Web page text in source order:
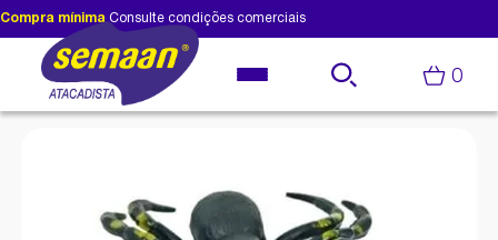
Compra mínima Consulte condições comerciais
0